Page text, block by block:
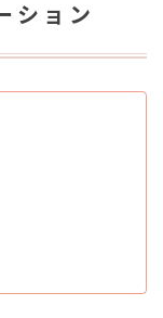
ション